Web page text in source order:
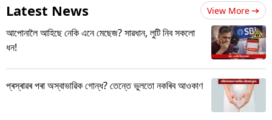
Latest News View More
আপোনালৈ আহিছে নেকি এনে মেছেজ? সাৱধান, লুটি নিব সকলো
ধন!
প্ৰস্ৰাৱৰ পৰা অস্বাভাৱিক গোন্ধ? তেন্তে ভুলতো নকৰিব আওকাণ